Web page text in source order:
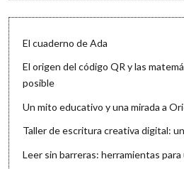
El cuaderno de Ada
El origen del código QR y las
posible
Un mito educativo y una mirada a
Taller de escritura creativa digital:
Leer sin barreras: herramientas